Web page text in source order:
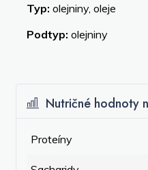
Typ: olejniny, oleje
Podtyp: olejniny
Nutričné hodnoty
Proteíny